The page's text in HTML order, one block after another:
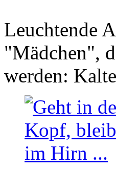
Leuchtende
"Mädchen",
werden: